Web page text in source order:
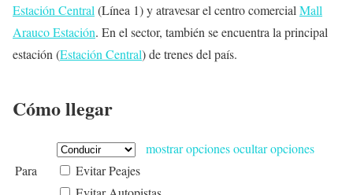
Estación Central (Línea 1) y atravesar el centro comercial Mall
Arauco Estación. En el sector, también se encuentra la principal
estación (Estación Central) de trenes del país.
Cómo llegar
Para
mostrar opcionesocultar opciones
Evitar Peajes